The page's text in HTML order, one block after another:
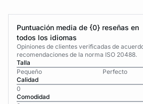
Puntuación media de {0} reseñas en
todos los idiomas
Opiniones de clientes verificadas de
recomendaciones de la norma ISO 20488.
Talla
Pequeño
Perfecto
Calidad
0
Comodidad